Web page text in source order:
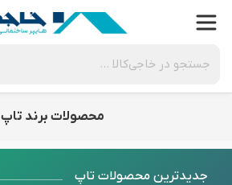
محصولات برند تاپ
جدید‌ترین محصولات تاپ